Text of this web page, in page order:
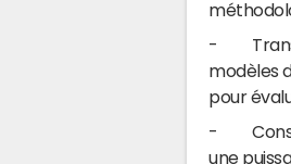
-
modèles
pour
-
une